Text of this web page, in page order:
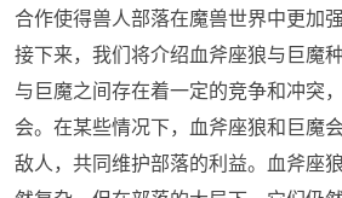
合作使得兽人部落在魔兽世界中更加强
接下来，我们将介绍血斧座狼与巨魔
与巨魔之间存在着一定的竞争和冲突
会。在某些情况下，血斧座狼和巨魔
敌人，共同维护部落的利益。血斧座